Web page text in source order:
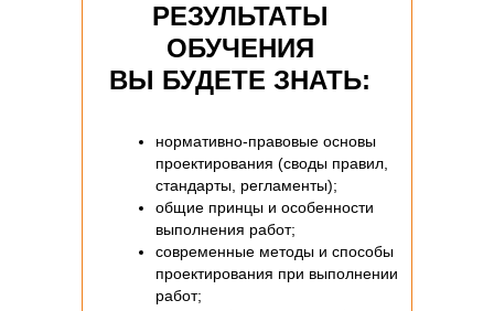
нормативно-правовые основы
проектирования (своды правил,
стандарты, регламенты);
общие принцы и особенности
выполнения работ;
современные методы и способы
проектирования при выполнении
работ;
РЕЗУЛЬТАТЫ
ОБУЧЕНИЯ
ВЫ БУДЕТЕ ЗНАТЬ: